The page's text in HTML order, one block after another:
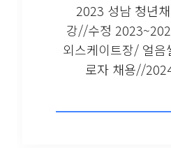
2023 성남 청년
강//수정
외스케이트장/ 얼음
로자 채용//